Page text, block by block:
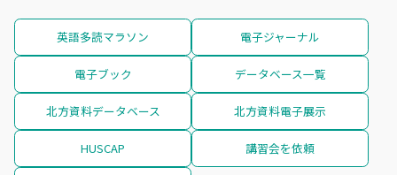
英語多読マラソン 電子ジャーナル
電子ブック データベース一覧
北方資料データベース 北方資料電子展示
HUSCAP 講習会を依頼